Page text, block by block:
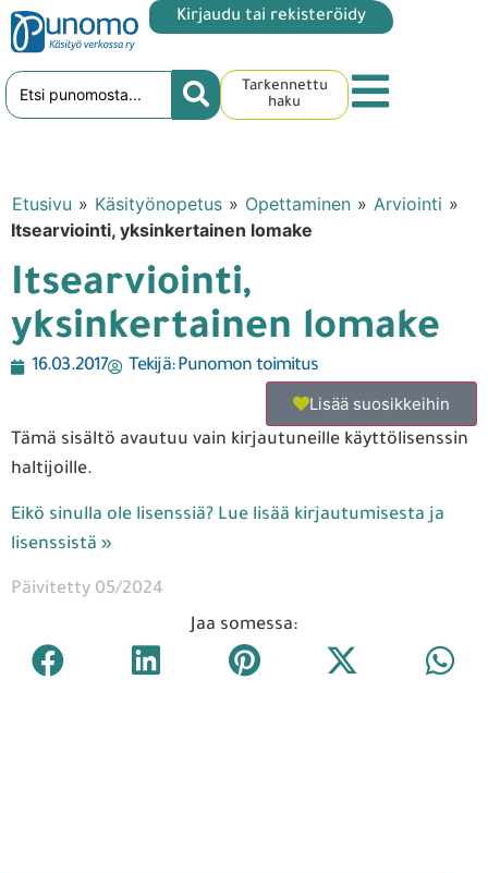
Kirjaudu tai rekisteröidy
Tarkennettu
haku
Etusivu » Käsityönopetus » Opettaminen » Arviointi »
Itsearviointi, yksinkertainen lomake
Itsearviointi,
yksinkertainen lomake
16.03.2017 Tekijä:Punomon toimitus
Lisää suosikkeihin
Tämä sisältö avautuu vain kirjautuneille käyttölisenssin
haltijoille.
Eikö sinulla ole lisenssiä? Lue lisää kirjautumisesta ja
lisenssistä »
Päivitetty 05/2024
Jaa somessa: